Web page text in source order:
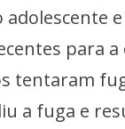
para a
tentaram
a fuga e